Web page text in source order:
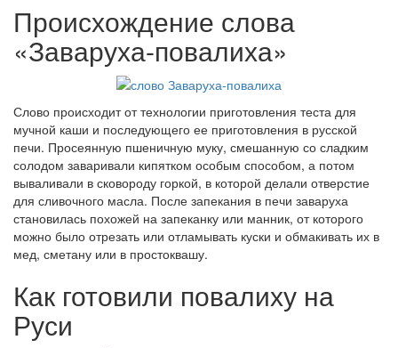
Происхождение слова
«Заваруха-повалиха»
Слово происходит от технологии приготовления теста для
мучной каши и последующего ее приготовления в русской
печи. Просеянную пшеничную муку, смешанную со сладким
солодом заваривали кипятком особым способом, а потом
вываливали в сковороду горкой, в которой делали отверстие
для сливочного масла. После запекания в печи заваруха
становилась похожей на запеканку или манник, от которого
можно было отрезать или отламывать куски и обмакивать их в
мед, сметану или в простоквашу.
Как готовили повалиху на
Руси